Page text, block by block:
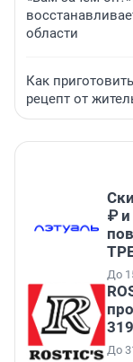
области
Как
рецепт от
₽ и
До
До